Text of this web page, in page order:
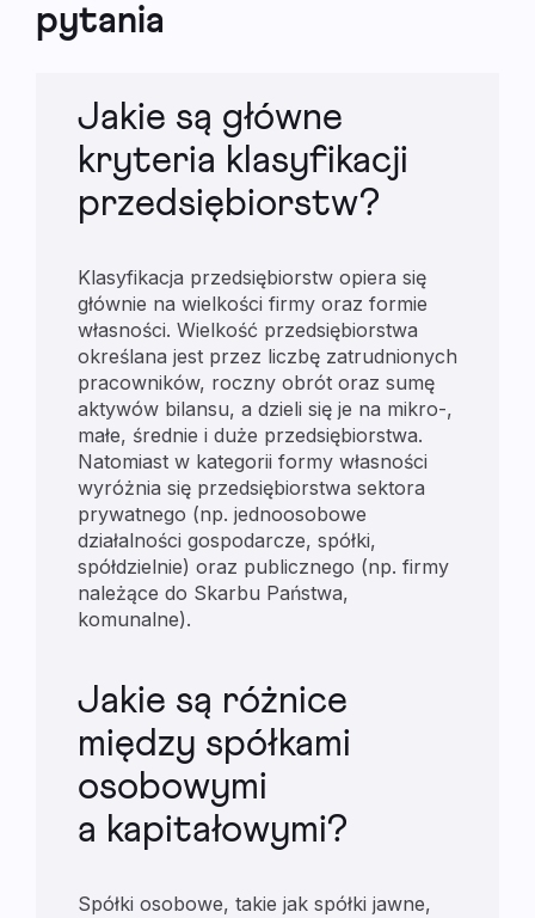
pytania
Jakie są główne
kryteria klasyfikacji
przedsiębiorstw?
Klasyfikacja przedsiębiorstw opiera się
głównie na wielkości firmy oraz formie
własności. Wielkość przedsiębiorstwa
określana jest przez liczbę zatrudnionych
pracowników, roczny obrót oraz sumę
aktywów bilansu, a dzieli się je na mikro-,
małe, średnie i duże przedsiębiorstwa.
Natomiast w kategorii formy własności
wyróżnia się przedsiębiorstwa sektora
prywatnego (np. jednoosobowe
działalności gospodarcze, spółki,
spółdzielnie) oraz publicznego (np. firmy
należące do Skarbu Państwa,
komunalne).
Jakie są różnice
między spółkami
osobowymi
a kapitałowymi?
Spółki osobowe, takie jak spółki jawne,